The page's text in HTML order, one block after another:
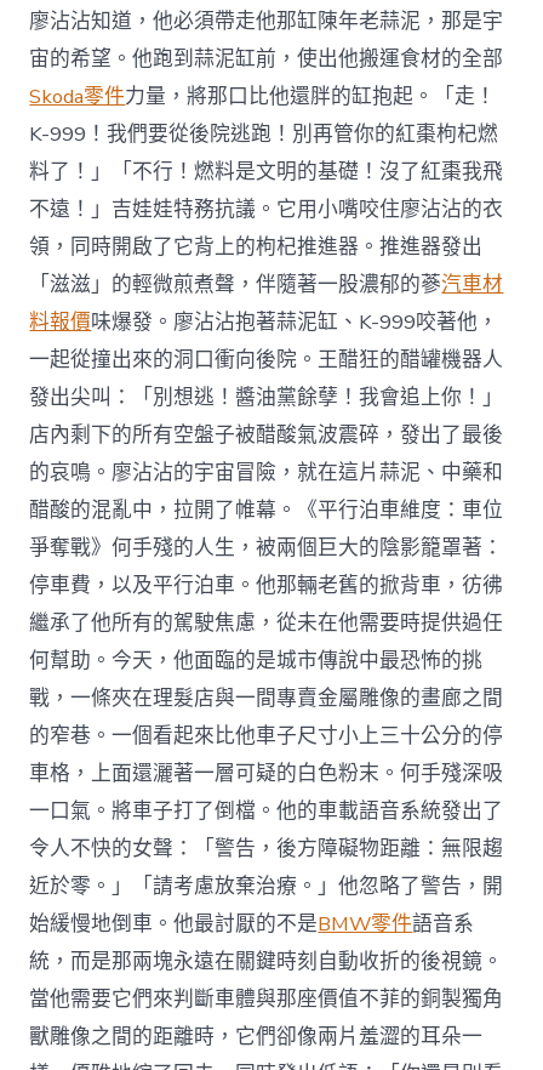
廖沾沾知道，他必須帶走他那缸陳年老蒜泥，那是宇
宙的希望。他跑到蒜泥缸前，使出他搬運食材的全部
Skoda零件力量，將那口比他還胖的缸抱起。「走！
K-999！我們要從後院逃跑！別再管你的紅棗枸杞燃
料了！」「不行！燃料是文明的基礎！沒了紅棗我飛
不遠！」吉娃娃特務抗議。它用小嘴咬住廖沾沾的衣
領，同時開啟了它背上的枸杞推進器。推進器發出
「滋滋」的輕微煎煮聲，伴隨著一股濃郁的蔘汽車材
料報價味爆發。廖沾沾抱著蒜泥缸、K-999咬著他，
一起從撞出來的洞口衝向後院。王醋狂的醋罐機器人
發出尖叫：「別想逃！醬油黨餘孽！我會追上你！」
店內剩下的所有空盤子被醋酸氣波震碎，發出了最後
的哀鳴。廖沾沾的宇宙冒險，就在這片蒜泥、中藥和
醋酸的混亂中，拉開了帷幕。《平行泊車維度：車位
爭奪戰》何手殘的人生，被兩個巨大的陰影籠罩著：
停車費，以及平行泊車。他那輛老舊的掀背車，彷彿
繼承了他所有的駕駛焦慮，從未在他需要時提供過任
何幫助。今天，他面臨的是城市傳說中最恐怖的挑
戰，一條夾在理髮店與一間專賣金屬雕像的畫廊之間
的窄巷。一個看起來比他車子尺寸小上三十公分的停
車格，上面還灑著一層可疑的白色粉末。何手殘深吸
一口氣。將車子打了倒檔。他的車載語音系統發出了
令人不快的女聲：「警告，後方障礙物距離：無限趨
近於零。」「請考慮放棄治療。」他忽略了警告，開
始緩慢地倒車。他最討厭的不是BMW零件語音系
統，而是那兩塊永遠在關鍵時刻自動收折的後視鏡。
當他需要它們來判斷車體與那座價值不菲的銅製獨角
獸雕像之間的距離時，它們卻像兩片羞澀的耳朵一